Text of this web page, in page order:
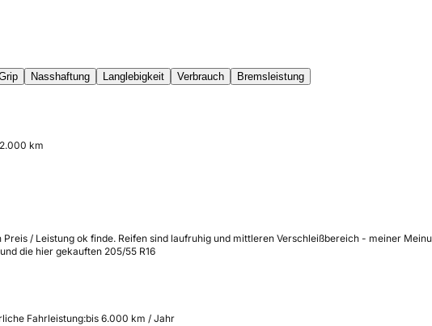
Nasshaftung Langlebigkeit Verbrauch
Bremsleistung
2.000 km
/ Leistung ok finde. Reifen sind laufruhig und mittleren Verschleißbereich - meiner
die hier gekauften 205/55 R16
Fahrleistung:bis 6.000 km / Jahr